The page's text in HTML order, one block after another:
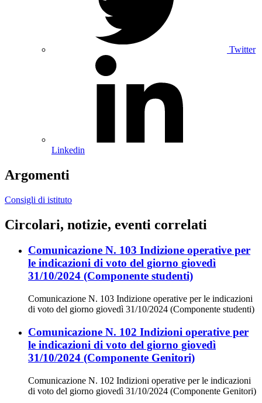
Twitter
Linkedin
Argomenti
Consigli di istituto
Circolari, notizie, eventi correlati
Comunicazione N. 103 Indizione operative per
le indicazioni di voto del giorno giovedì
31/10/2024 (Componente studenti)
Comunicazione N. 103 Indizione operative per le indicazioni
di voto del giorno giovedì 31/10/2024 (Componente studenti)
Comunicazione N. 102 Indizioni operative per
le indicazioni di voto del giorno giovedì
31/10/2024 (Componente Genitori)
Comunicazione N. 102 Indizioni operative per le indicazioni
di voto del giorno giovedì 31/10/2024 (Componente Genitori)